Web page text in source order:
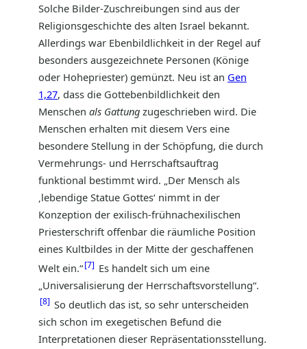
Solche Bilder-Zuschreibungen sind aus der
Religionsgeschichte des alten Israel bekannt.
Allerdings war Ebenbildlichkeit in der Regel auf
besonders ausgezeichnete Personen (Könige
oder Hohepriester) gemünzt. Neu ist an Gen
1,27, dass die Gottebenbildlichkeit den
Menschen als Gattung zugeschrieben wird. Die
Menschen erhalten mit diesem Vers eine
besondere Stellung in der Schöpfung, die durch
Vermehrungs- und Herrschaftsauftrag
funktional bestimmt wird. „Der Mensch als
‚lebendige Statue Gottes‘ nimmt in der
Konzeption der exilisch-frühnachexilischen
Priesterschrift offenbar die räumliche Position
eines Kultbildes in der Mitte der geschaffenen
Welt ein.“ 7
Es handelt sich um eine
„Universalisierung der Herrschaftsvorstellung“.
8 So deutlich das ist, so sehr unterscheiden
sich schon im exegetischen Befund die
Interpretationen dieser Repräsentationsstellung.